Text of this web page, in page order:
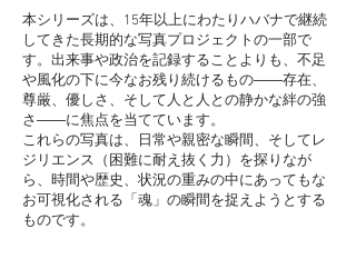
本シリーズは、15年以上にわたりハバナで継続
してきた長期的な写真プロジェクトの一部で
す。出来事や政治を記録することよりも、不足
や風化の下に今なお残り続けるもの――存在、
尊厳、優しさ、そして人と人との静かな絆の強
さ――に焦点を当てています。
これらの写真は、日常や親密な瞬間、そしてレ
ジリエンス（困難に耐え抜く力）を探りなが
ら、時間や歴史、状況の重みの中にあってもな
お可視化される「魂」の瞬間を捉えようとする
ものです。